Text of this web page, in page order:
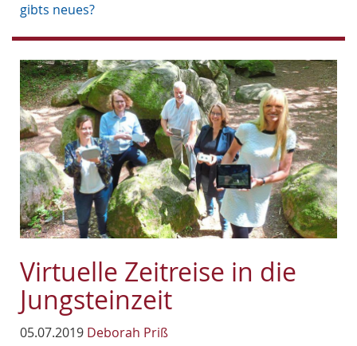
gibts neues?
Virtuelle Zeitreise in die
Jungsteinzeit
05.07.2019 Deborah Priß